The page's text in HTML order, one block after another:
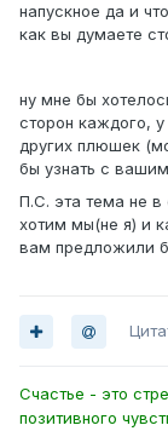
напускное да и
как вы думаете
ну мне бы
сторон каждого,
других плюшек
бы узнать с
П.С. эта тема не в
хотим мы(не я) и
вам предложили
Счастье - это
позитивного